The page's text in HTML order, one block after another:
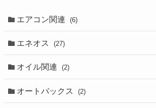
エアコン関連 (6)
エネオス (27)
オイル関連 (2)
オートバックス (2)